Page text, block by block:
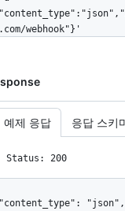
webhook"}'
예제 응답 응답 스키
Status: 200